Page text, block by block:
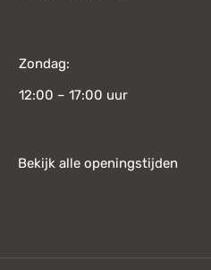
Zondag:
12:00 – 17:00 uur
Bekijk alle openingstijden